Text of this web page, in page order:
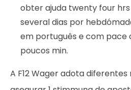
obter ajuda twenty four
several dias por
em português e com pace
poucos min.
A F12 Wager adota